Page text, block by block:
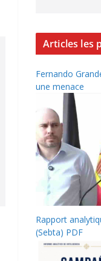
Articles les
Fernando
une menace
Rapport
(Sebta) PDF